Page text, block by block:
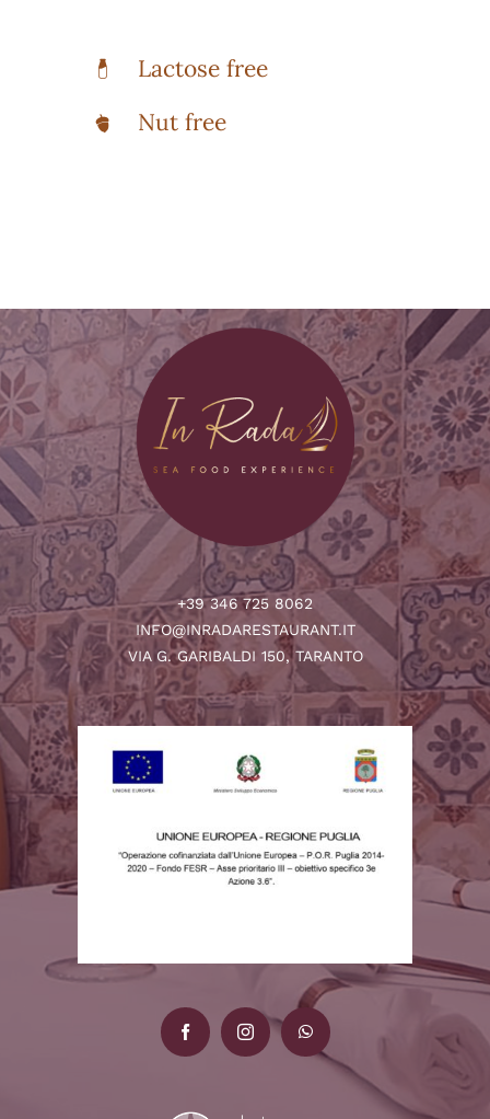
Lactose free
Nut free
+39 346 725 8062
INFO@INRADARESTAURANT.IT
VIA G. GARIBALDI 150, TARANTO